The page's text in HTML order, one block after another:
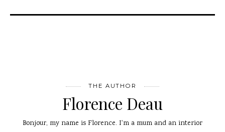
THE AUTHOR
Florence Deau
Bonjour, my name is Florence. I'm a mum and an interior